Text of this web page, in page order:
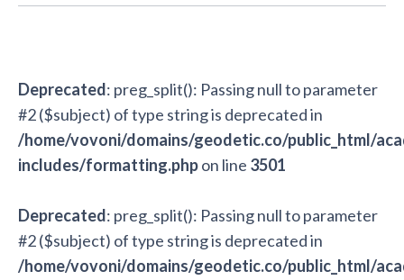
Deprecated: preg_split(): Passing null to parameter
#2 ($subject) of type string is deprecated in
/home/vovoni/domains/geodetic.co/public_html/
includes/formatting.phpon line 3501
Deprecated: preg_split(): Passing null to parameter
#2 ($subject) of type string is deprecated in
/home/vovoni/domains/geodetic.co/public_html/